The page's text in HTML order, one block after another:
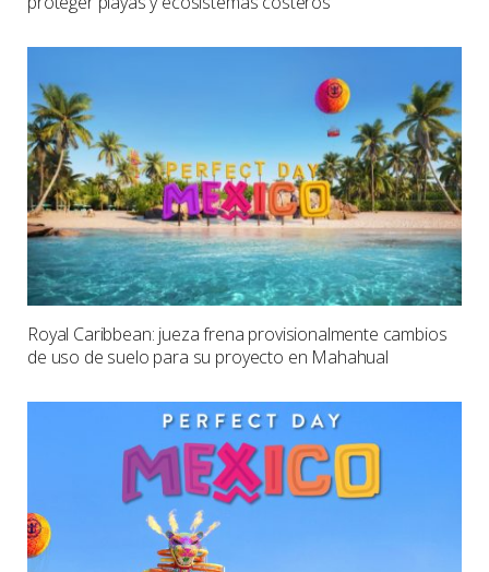
Royal Caribbean: jueza frena provisionalmente cambios
de uso de suelo para su proyecto en Mahahual